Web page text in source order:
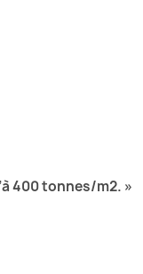
400 tonnes/m2. »